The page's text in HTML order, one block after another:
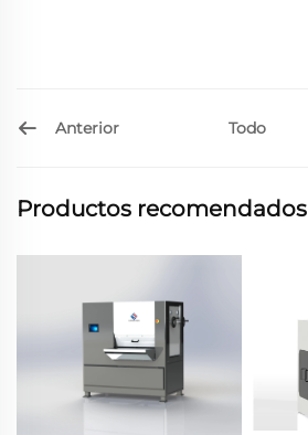
Anterior Todo
Productos recomendados